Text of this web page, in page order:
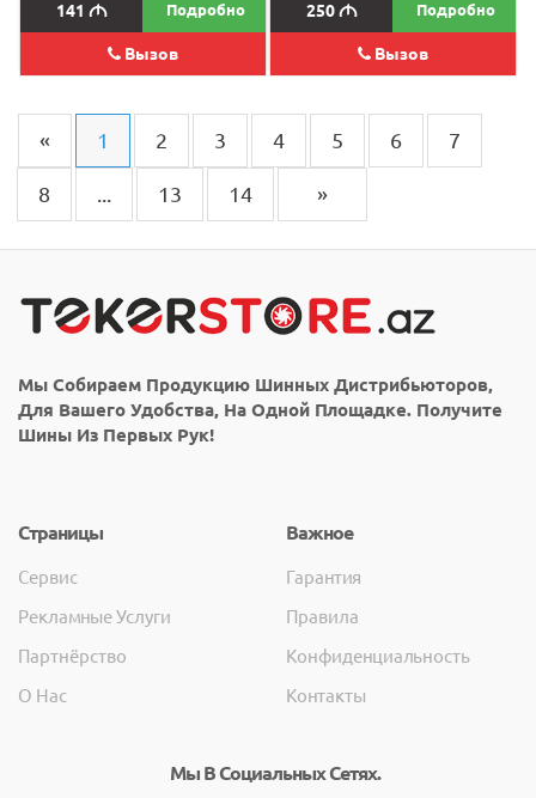
141 M Подробно
Вызов
250M Подробно
Вызов
« 1 2 3 4 5 6 7
8 ... 13 14 »
Мы Собираем Продукцию Шинных Дистрибьюторов,
Для Вашего Удобства, На Одной Площадке. Получите
Шины Из Первых Рук!
Страницы
Сервис
Рекламные Услуги
Партнёрство
О Нас
Важное
Гарантия
Правила
Конфиденциальность
Контакты
Мы В Социальных Сетях.